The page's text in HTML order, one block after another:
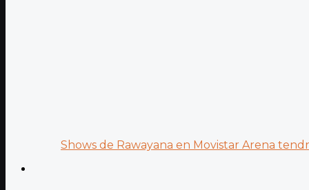
Shows de Rawayana en Movistar Arena